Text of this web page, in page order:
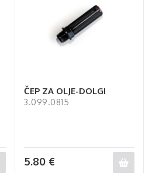
ČEP ZA OLJE-DOLGI
3.099.0815
5.80 €